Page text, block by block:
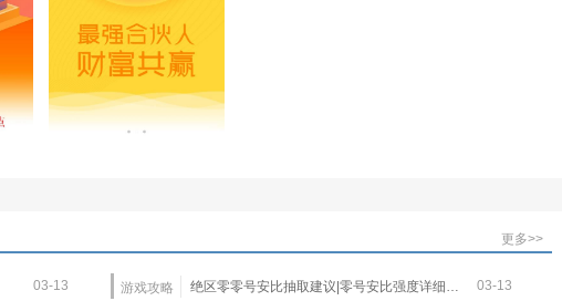
更多>>
03-13 游戏攻略 绝区零零号安比抽取建议|零号安比强度详细介绍 03-13